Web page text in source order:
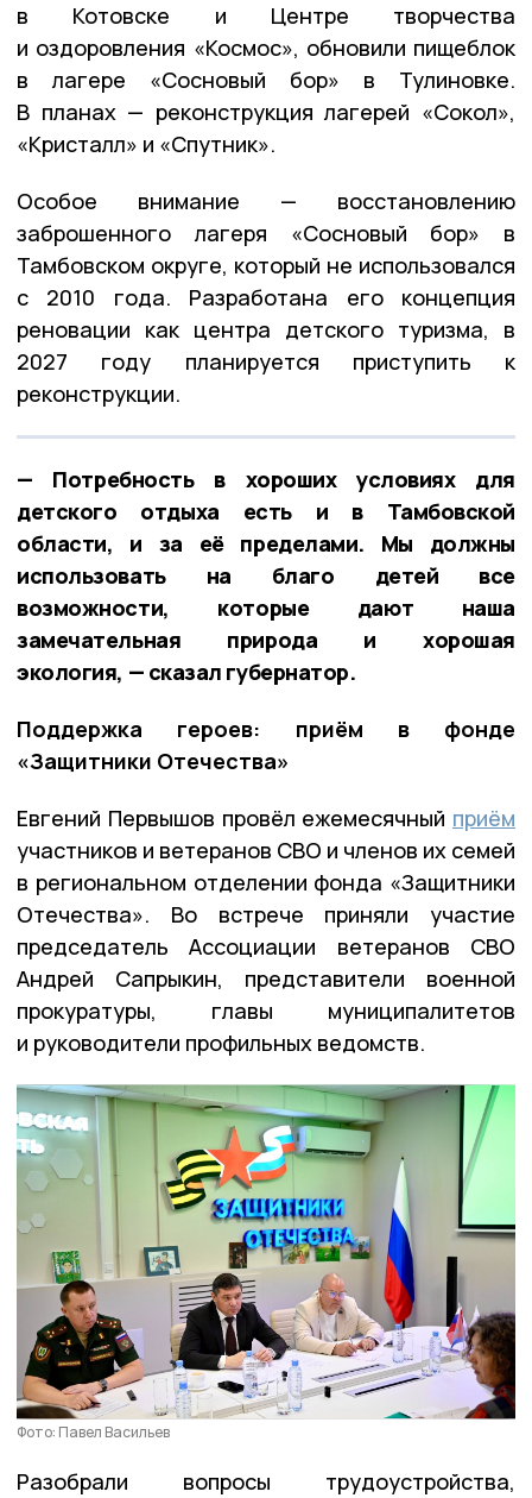
в Котовске и Центре творчества
и оздоровления «Космос», обновили пищеблок
в лагере «Сосновый бор» в Тулиновке.
В планах — реконструкция лагерей «Сокол»,
«Кристалл» и «Спутник».
Особое внимание — восстановлению
заброшенного лагеря «Сосновый бор» в
Тамбовском округе, который не использовался
с 2010 года. Разработана его концепция
реновации как центра детского туризма, в
2027 году планируется приступить к
реконструкции.
— Потребность в хороших условиях для
детского отдыха есть и в Тамбовской
области, и за её пределами. Мы должны
использовать на благо детей все
возможности, которые дают наша
замечательная природа и хорошая
экология, — сказал губернатор.
Поддержка героев: приём в фонде
«Защитники Отечества»
Евгений Первышов провёл ежемесячный приём
участников и ветеранов СВО и членов их семей
в региональном отделении фонда «Защитники
Отечества». Во встрече приняли участие
председатель Ассоциации ветеранов СВО
Андрей Сапрыкин, представители военной
прокуратуры, главы муниципалитетов
и руководители профильных ведомств.
Фото: Павел Васильев
Разобрали вопросы трудоустройства,